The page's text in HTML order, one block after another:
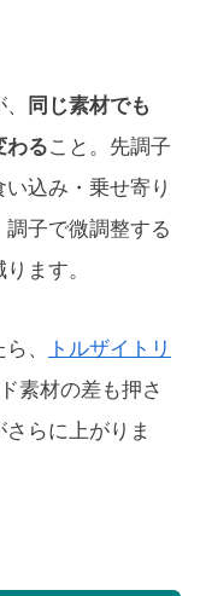
同じ素材でも
わること。先調子
込み・乗せ寄り
子で微調整する
ます。
、
トルザイトリ
素材の差も押さ
らに上がりま